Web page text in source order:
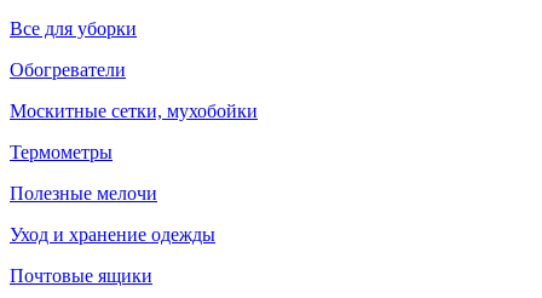
Все для уборки
Обогреватели
Москитные сетки, мухобойки
Термометры
Полезные мелочи
Уход и хранение одежды
Почтовые ящики